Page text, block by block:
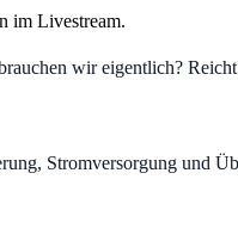
im Livestream.
wir eigentlich?
Stromversorgung und